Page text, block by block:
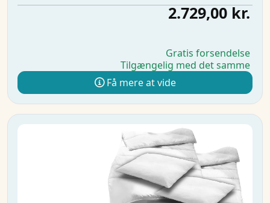
2.729,00 kr.
Gratis forsendelse
Tilgængelig med det samme
Få mere at vide